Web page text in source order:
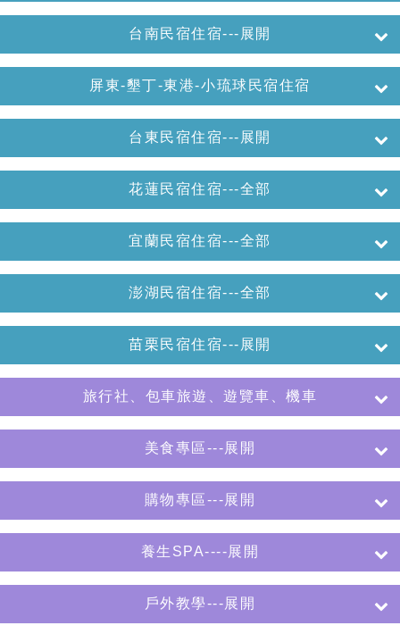
台南民宿住宿---展開
屏東-墾丁-東港-小琉球民宿住宿
台東民宿住宿---展開
花蓮民宿住宿---全部
宜蘭民宿住宿---全部
澎湖民宿住宿---全部
苗栗民宿住宿---展開
旅行社、包車旅遊、遊覽車、機車
美食專區---展開
購物專區---展開
養生SPA----展開
戶外教學---展開